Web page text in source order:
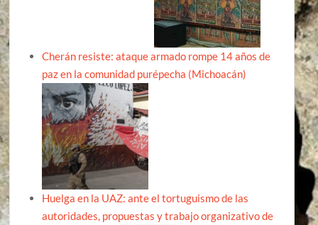
Cherán resiste: ataque armado rompe 14 años de
paz en la comunidad purépecha (Michoacán)
Huelga en la UAZ: ante el tortuguismo de las
autoridades, propuestas y trabajo organizativo de